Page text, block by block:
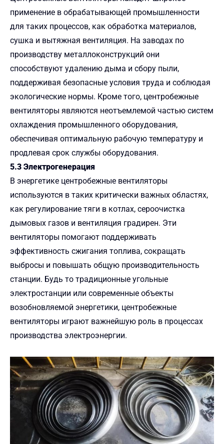
применение в обрабатывающей промышленности
для таких процессов, как обработка материалов,
сушка и вытяжная вентиляция. На заводах по
производству металлоконструкций они
способствуют удалению дыма и сбору пыли,
поддерживая безопасные условия труда и соблюдая
экологические нормы. Кроме того, центробежные
вентиляторы являются неотъемлемой частью систем
охлаждения промышленного оборудования,
обеспечивая оптимальную рабочую температуру и
продлевая срок службы оборудования.
5.3 Электрогенерация
В энергетике центробежные вентиляторы
используются в таких критически важных областях,
как регулирование тяги в котлах, сероочистка
дымовых газов и вентиляция градирен. Эти
вентиляторы помогают поддерживать
эффективность сжигания топлива, сокращать
выбросы и повышать общую производительность
станции. Будь то традиционные угольные
электростанции или современные объекты
возобновляемой энергетики, центробежные
вентиляторы играют важнейшую роль в процессах
производства электроэнергии.